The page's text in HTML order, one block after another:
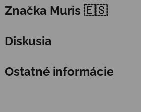
Značka Muris 🇪🇸
Diskusia
Ostatné informácie